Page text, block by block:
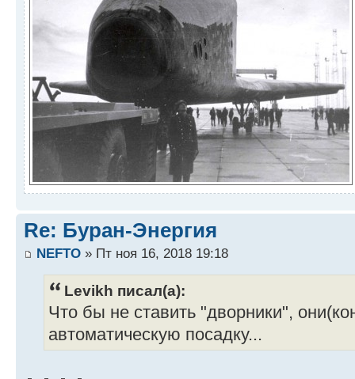
Re: Буран-Энергия
NEFTO » Пт ноя 16, 2018 19:18
Levikh писал(а):
Что бы не ставить "дворники",
автоматическую посадку...